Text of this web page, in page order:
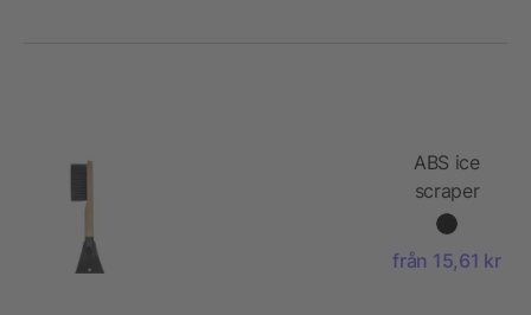
ABS ice
scraper
Doug
från 15,61 kr